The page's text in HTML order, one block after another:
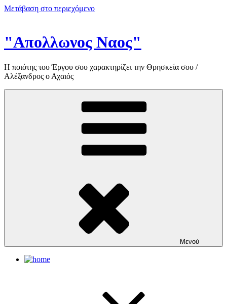
Μετάβαση στο περιεχόμενο
"Απολλωνος Ναος"
Η ποιότης του Έργου σου χαρακτηρίζει την Θρησκεία σου /
Αλέξανδρος ο Αχαιός
Μενού